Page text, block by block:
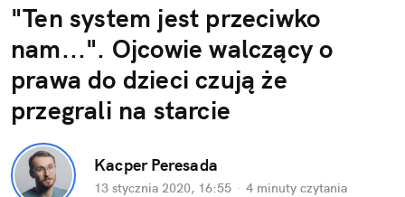
"Ten system jest przeciwko
nam...". Ojcowie walczący o
prawa do dzieci czują że
przegrali na starcie
Kacper Peresada
13 stycznia 2020, 16:55 · 4 minuty czytania